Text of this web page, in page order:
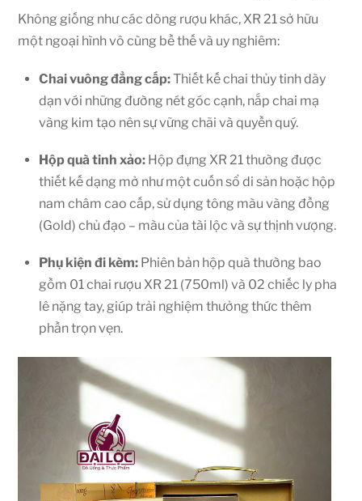
Không giống như các dòng rượu khác, XR 21 sở hữu
một ngoại hình vô cùng bề thế và uy nghiêm:
Chai vuông đẳng cấp:Thiết kế chai thủy tinh dày
dạn với những đường nét góc cạnh, nắp chai mạ
vàng kim tạo nên sự vững chãi và quyền quý.
Hộp quà tinh xảo: Hộp đựng XR 21 thường được
thiết kế dạng mở như một cuốn sổ di sản hoặc hộp
nam châm cao cấp, sử dụng tông màu vàng đồng
(Gold) chủ đạo – màu của tài lộc và sự thịnh vượng.
Phụ kiện đi kèm: Phiên bản hộp quà thường bao
gồm 01 chai rượu XR 21 (750ml) và 02 chiếc ly pha
lê nặng tay, giúp trải nghiệm thưởng thức thêm
phần trọn vẹn.